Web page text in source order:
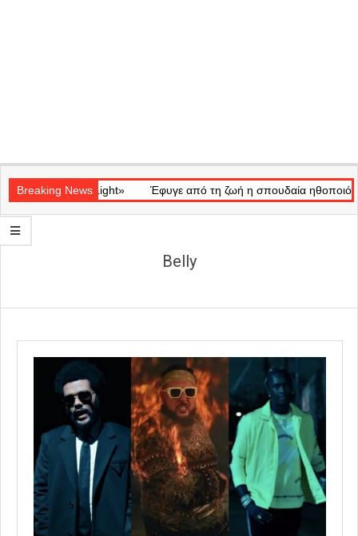
Navigation
Menu
Breaking News
«Ray of Light» Έφυγε από τη ζωή η σπουδαία ηθοποιός
Belly